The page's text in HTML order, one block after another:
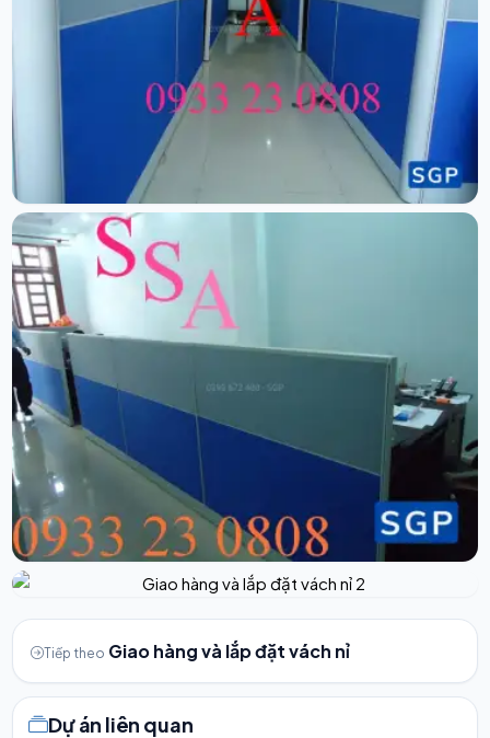
Tiếp theo Giao hàng và lắp đặt vách nỉ
Dự án liên quan